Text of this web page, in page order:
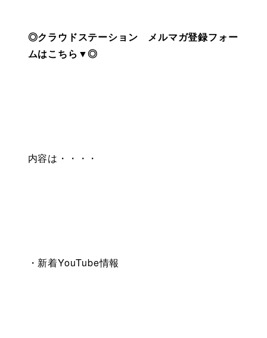
◎クラウドステーション　メルマガ登録フォー
ムはこちら▼◎
内容は・・・・
・新着YouTube情報